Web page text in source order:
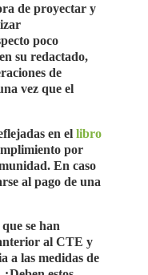
de proyectar y
poco
su redactado,
de
vez que el
en el libro
por
En caso
al pago de una
se han
al CTE y
a las medidas de